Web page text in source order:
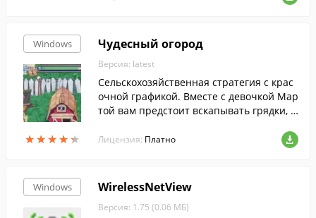
Windows
★★★★★
★★★★★
Чудесный огород
Версия: latest
Сельскохозяйственная стратегия с крас
очной графикой. Вместе с девочкой Мар
той вам предстоит вскапывать грядки, с
ять разнообразные миссии. От вашей с
норовки зависит судьба нескольких окр
Лицензия: Платно
Windows WirelessNetView
Версия: 1.75 (0.06 МБ)